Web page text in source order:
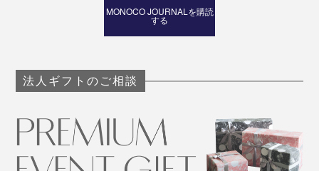
MONOCO JOURNALを購読
する
法人ギフトのご相談